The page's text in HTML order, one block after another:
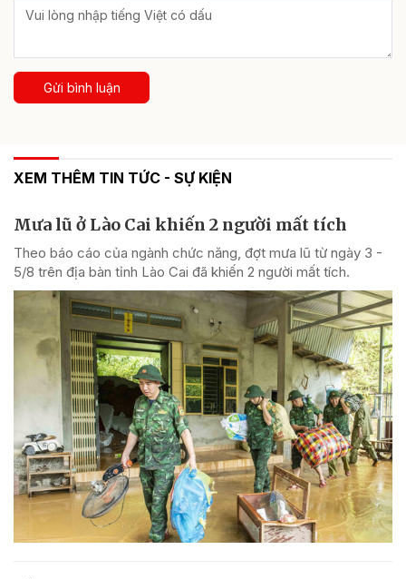
Gửi bình luận
XEM THÊM TIN TỨC - SỰ KIỆN
Mưa lũ ở Lào Cai khiến 2 người mất tích
Theo báo cáo của ngành chức năng, đợt mưa lũ từ ngày 3 -
5/8 trên địa bàn tỉnh Lào Cai đã khiến 2 người mất tích.